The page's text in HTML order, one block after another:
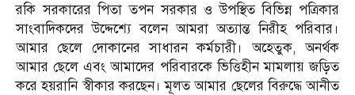
রকি সরকারের পিতা তপন সরকার ও উপস্থিত বিভিন্ন পত্রিকার
সাংবাদিকদের উদ্দেশ্যে বলেন আমরা অত্যান্ত নিরীহ পরিবার।
আমার ছেলে দোকানের সাধারন কর্মচারী। অহেতুক, অনর্থক
আমার ছেলে এবং আমাদের পরিবারকে ভিত্তিহীন মামলায় জড়িত
করে হয়রানি স্বীকার করছেন। মূলত আমার ছেলের বিরুদ্ধে আনীত